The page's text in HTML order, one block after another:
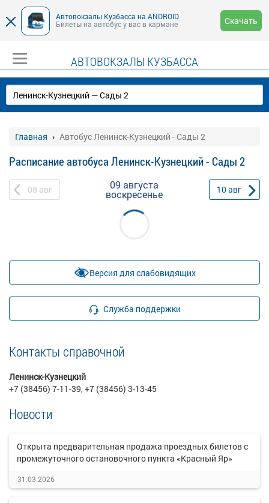
Автовокзалы Кузбасса на ANDROID
Билеты на автобус у вас в кармане
Скачать
АВТОВОКЗАЛЫ КУЗБАССА
Главная Автобус Ленинск-Кузнецкий - Сады 2
Расписание автобуса Ленинск-Кузнецкий - Сады 2
08 авг 09 августа
воскресенье 10авг
Версия для слабовидящих
Служба поддержки
Контакты справочной
Ленинск-Кузнецкий
+7 (38456) 7-11-39, +7 (38456) 3-13-45
Новости
Открыта предварительная продажа проездных билетов с
промежуточного остановочного пункта «Красный Яр»
31.03.2026